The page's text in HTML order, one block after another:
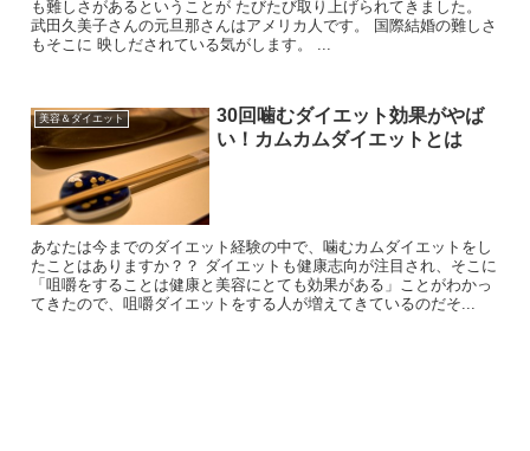
も難しさがあるということが たびたび取り上げられてきました。
武田久美子さんの元旦那さんはアメリカ人です。 国際結婚の難しさ
もそこに 映しだされている気がします。 ...
美容＆ダイエット
30回噛むダイエット効果がやば
い！カムカムダイエットとは
あなたは今までのダイエット経験の中で、噛むカムダイエットをし
たことはありますか？？ ダイエットも健康志向が注目され、そこに
「咀嚼をすることは健康と美容にとても効果がある」ことがわかっ
てきたので、咀嚼ダイエットをする人が増えてきているのだそ...